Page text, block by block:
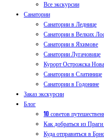
Все экскурсии
Санатории
Санатории в Леднице
Санатории в Велких
Санатории в Яхимове
Санатории Лугачовице
Курорт Острожска
Санатории в Слатинице
Санатории в Годонине
Заказ экскурсии
Блог
10 советов
Как добраться из
Куда отправиться в